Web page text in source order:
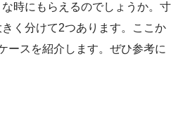
時にもらえるのでしょうか。寸
く分けて2つあります。ここか
ースを紹介します。ぜひ参考に